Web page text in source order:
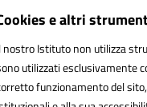
e altri
nostro Istituto non utilizza
utilizzati esclusivamente
funzionamento del